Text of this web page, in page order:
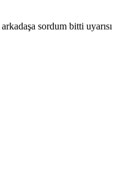
sordum bitti uyarısı